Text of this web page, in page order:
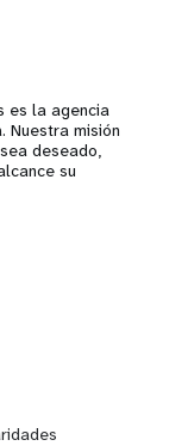
es la agencia
Nuestra misión
deseado,
su